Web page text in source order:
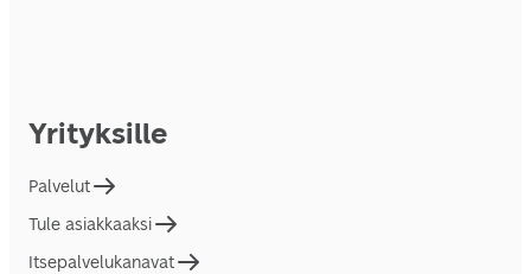
Yrityksille
Palvelut
Tule asiakkaaksi
Itsepalvelukanavat